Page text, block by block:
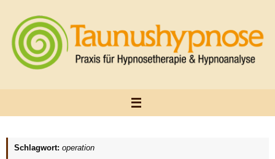
springen
Schlagwort: operation